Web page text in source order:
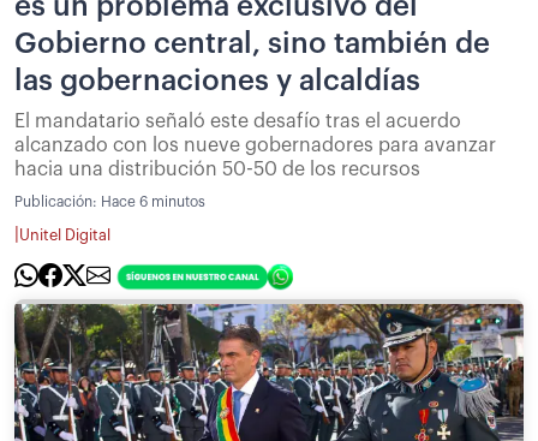
es un problema exclusivo del
Gobierno central, sino también de
las gobernaciones y alcaldías
El mandatario señaló este desafío tras el acuerdo
alcanzado con los nueve gobernadores para avanzar
hacia una distribución 50-50 de los recursos
Publicación: Hace 6 minutos
Unitel Digital